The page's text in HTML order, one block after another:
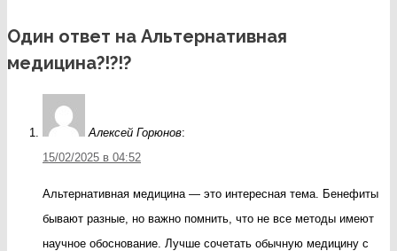
Один ответ на Альтернативная
медицина?!?!?
Алексей Горюнов:
15/02/2025 в 04:52
Альтернативная медицина — это интересная тема. Бенефиты
бывают разные, но важно помнить, что не все методы имеют
научное обоснование. Лучше сочетать обычную медицину с